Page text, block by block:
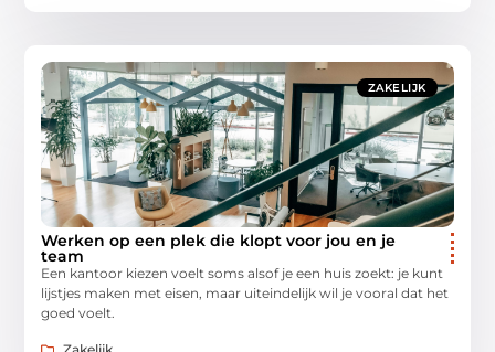
ZAKELIJK
Werken op een plek die klopt voor jou en je
team
Een kantoor kiezen voelt soms alsof je een huis zoekt: je kunt
lijstjes maken met eisen, maar uiteindelijk wil je vooral dat het
goed voelt.